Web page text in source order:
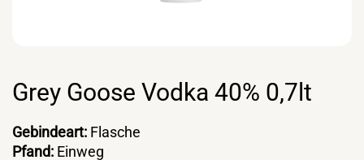
Grey Goose Vodka 40% 0,7lt
Gebindeart: Flasche
Pfand: Einweg